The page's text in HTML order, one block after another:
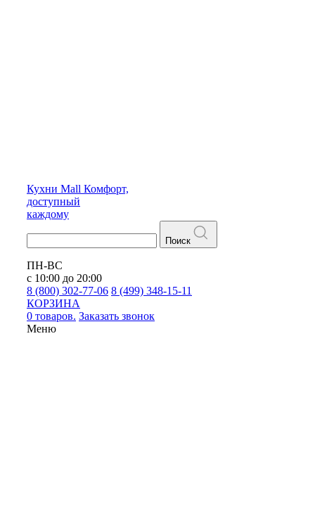
Кухни Mall Комфорт,
доступный
каждому
Поиск
ПН-ВС
с 10:00 до 20:00
8 (800) 302-77-06 8 (499) 348-15-11
КОРЗИНА
0 товаров. Заказать звонок
Меню